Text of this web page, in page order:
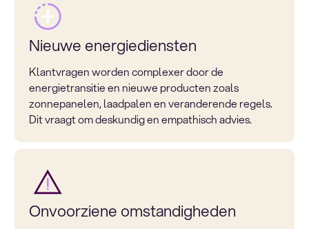
Nieuwe energiediensten
Klantvragen worden complexer door de
energietransitie en nieuwe producten zoals
zonnepanelen, laadpalen en veranderende regels.
Dit vraagt om deskundig en empathisch advies.
Onvoorziene omstandigheden